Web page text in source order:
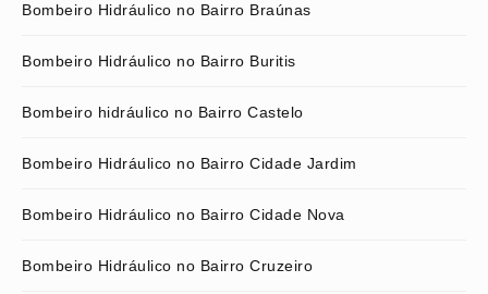
Bombeiro Hidráulico no Bairro Braúnas
Bombeiro Hidráulico no Bairro Buritis
Bombeiro hidráulico no Bairro Castelo
Bombeiro Hidráulico no Bairro Cidade Jardim
Bombeiro Hidráulico no Bairro Cidade Nova
Bombeiro Hidráulico no Bairro Cruzeiro